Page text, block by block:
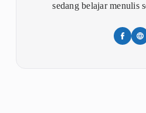
sedang belajar menulis